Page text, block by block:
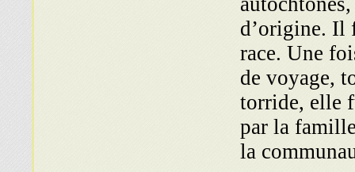
d’origine. Il
race. Une
de voyage,
torride, elle
par la
la